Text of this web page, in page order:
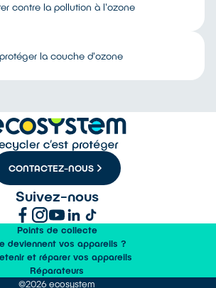
contre la pollution à l'ozone
la couche d'ozone
CONTACTEZ-NOUS
Suivez-nous
Points de collecte
deviennent vos appareils ?
et réparer vos appareils
Réparateurs
©2026 ecosystem